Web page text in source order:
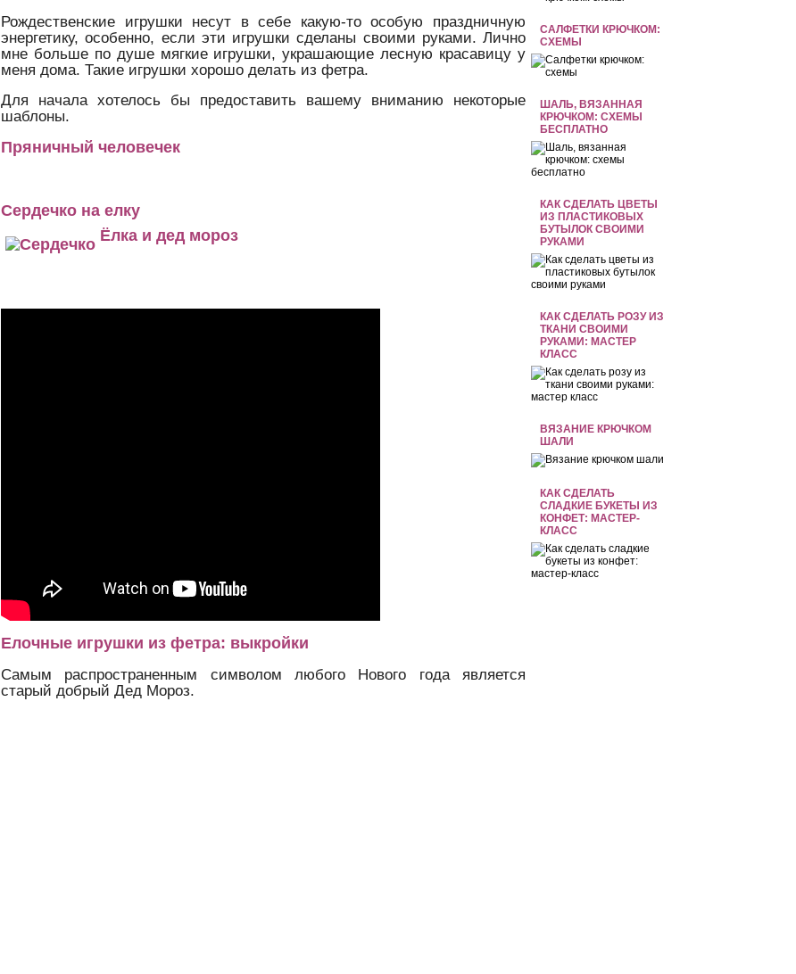
САЛФЕТКИ КРЮЧКОМ:
СХЕМЫ
ШАЛЬ, ВЯЗАННАЯ
КРЮЧКОМ: СХЕМЫ
БЕСПЛАТНО
КАК СДЕЛАТЬ ЦВЕТЫ
ИЗ ПЛАСТИКОВЫХ
БУТЫЛОК СВОИМИ
РУКАМИ
КАК СДЕЛАТЬ РОЗУ ИЗ
ТКАНИ СВОИМИ
РУКАМИ: МАСТЕР
КЛАСС
ВЯЗАНИЕ КРЮЧКОМ
ШАЛИ
КАК СДЕЛАТЬ
СЛАДКИЕ БУКЕТЫ ИЗ
КОНФЕТ: МАСТЕР-
КЛАСС
Рождественские игрушки несут в себе какую-то особую праздничную
энергетику, особенно, если эти игрушки сделаны своими руками. Лично
мне больше по душе мягкие игрушки, украшающие лесную красавицу у
меня дома. Такие игрушки хорошо делать из фетра.
Для начала хотелось бы предоставить вашему вниманию некоторые
шаблоны.
Пряничный человечек
Сердечко на елку
Ёлка и дед мороз
Елочные игрушки из фетра: выкройки
Самым распространенным символом любого Нового года является
старый добрый Дед Мороз.